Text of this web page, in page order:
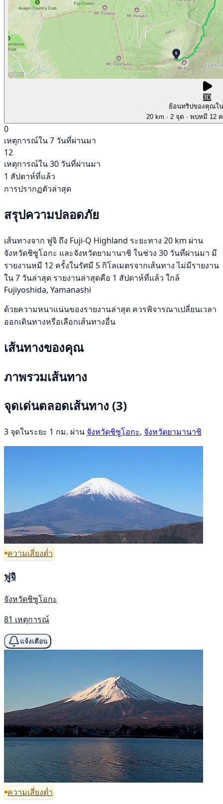
3D
ย้อนทริปของคุณใ
20 km · 2 จุด · พบหมี 12
0
เหตุการณ์ใน 7 วันที่ผ่านมา
12
เหตุการณ์ใน 30 วันที่ผ่านมา
1 สัปดาห์ที่แล้ว
การปรากฏตัวล่าสุด
สรุปความปลอดภัย
เส้นทางจาก ฟูจิ ถึง Fuji-Q Highland ระยะทาง 20 km ผ่าน
จังหวัดชิซูโอกะ และจังหวัดยามานาชิ ในช่วง 30 วันที่ผ่านมา มี
รายงานหมี 12 ครั้งในรัศมี 5 กิโลเมตรจากเส้นทาง ไม่มีรายงาน
ใน 7 วันล่าสุด รายงานล่าสุดคือ 1 สัปดาห์ที่แล้ว ใกล้
Fujiyoshida, Yamanashi
ด้วยความหนาแน่นของรายงานล่าสุด ควรพิจารณาเปลี่ยนเวลา
ออกเดินทางหรือเลือกเส้นทางอื่น
เส้นทางของคุณ
ภาพรวมเส้นทาง
จุดเด่นตลอดเส้นทาง (3)
3 จุดในระยะ 1 กม. ผ่าน จังหวัดชิซูโอกะ, จังหวัดยามานาชิ
ความเสี่ยงต่ำ
ฟูจิ
จังหวัดชิซูโอกะ
81 เหตุการณ์
แจ้งเตือน
ความเสี่ยงต่ำ